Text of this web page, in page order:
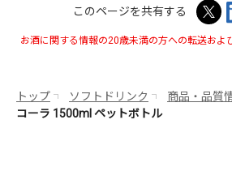
このページを共有する
お酒に関する情報の20歳未満の方への転送およ
トップ ソフトドリンク 商品・品質
コーラ 1500ml ペットボトル